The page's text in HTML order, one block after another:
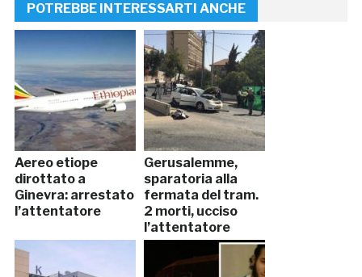
POTREBBE INTERESSARTI ANCHE
Aereo etiope
dirottato a
Ginevra: arrestato
l’attentatore
Gerusalemme,
sparatoria alla
fermata del tram.
2 morti, ucciso
l’attentatore